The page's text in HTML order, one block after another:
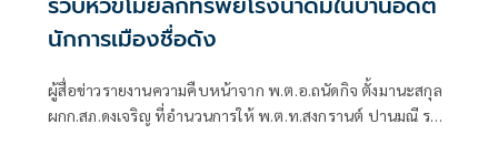
นักการเมืองชื่อดัง
ผู้สื่อข่าวรายงานความคืบหน้าจาก พ.ต.อ.ถนัดกิจ ตั้งมานะสกุล
ผกก.สภ.ดงเจริญ ที่อำนวนการให้ พ.ต.ท.สงกรานต์ ปานมณี รอง